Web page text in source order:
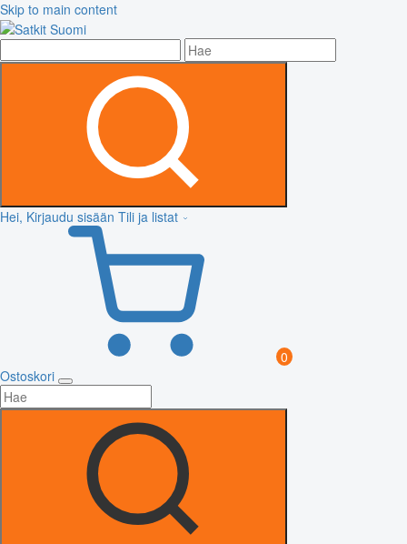
Skip to main content
Hei, Kirjaudu sisään Tili ja listat
0
Ostoskori